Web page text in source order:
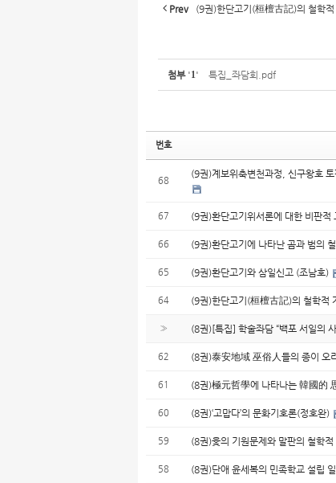
Prev (9권)한단고기(桓檀古記)의 철학
첨부 '1' 특집_좌담회.pdf
번호
68
(9권)계보위축변천과정, 신구왕호
67 (9권)환단고기위서론에 대한 비판적
66 (9권)환단고기에 나타난 곰과 범의
65 (9권)환단고기와 삼일신고 (조남호)
64 (9권)한단고기(桓檀古記)의 철학적
» (8권)[특집] 학술좌담 “백포 서일의
62 (8권)泰安地域 巫俗人들의 종이 오
61 (8권)極元哲學에 나타나는 韓國的
60 (8권)‘고맙다’의 문화기호론(정호완)
59 (8권)윷의 기원문제와 말판의 철학
58 (8권)단애 윤세복의 민족학교 설립